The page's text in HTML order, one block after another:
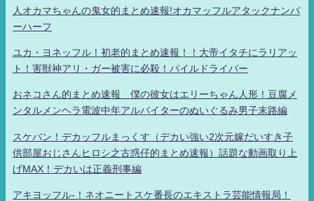
人オカマちゃんの鬼女的まとめ速報!オカマッフルアタックナンバ
ーハーフ
ユカ・ヨネッフル！初老的まとめ速報！！大帝イタチにラリアッ
ト！害獣神アリ・ガー被害に必殺！パイルドライバー
おネコさん的まとめ速報 僕の彼女はエリーちゃん人形！豆腐メ
ンタルメンヘラ電波中年アルバイターのぬいぐるみ男子末路編
スケバン！デカッフルまっくす（デカい強い2次元嫁だいすき子
供部屋おじさんヒロシ之古惑仔的まとめ速報）話題な動画取り上
げMAX！デカいは正義刑事編
アキヨッフル-！ネオニートスケ番長のエキストラ芸能情報局！